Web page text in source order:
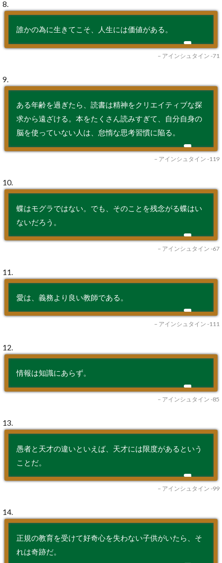
8.
誰かの為に生きてこそ、人生には価値がある。
– アインシュタイン -71
9.
ある年齢を過ぎたら、読書は精神をクリエイティブな探
求から遠ざける。本をたくさん読みすぎて、自分自身の
脳を使っていない人は、怠惰な思考習慣に陥る。
– アインシュタイン -119
10.
蝶はモグラではない。でも、そのことを残念がる蝶はい
ないだろう。
– アインシュタイン -67
11.
愛は、義務より良い教師である。
– アインシュタイン -111
12.
情報は知識にあらず。
– アインシュタイン -85
13.
愚者と天才の違いといえば、天才には限度があるという
ことだ。
– アインシュタイン -99
14.
正規の教育を受けて好奇心を失わない子供がいたら、そ
れは奇跡だ。